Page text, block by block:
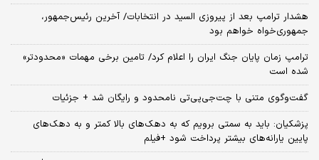
هشدار ترامپ بعد از پیروزی السید در انتخابات/ آخرین رئیس‌جمهور،
جمهوری‌خواه خواهم بود
ترامپ زمان پایان جنگ ایران را اعلام کرد/ تامین برخی مهمات «محدودتر»
شده است
گفت‌وگوی متنی با چت‌جی‌پی‌تی نامحدود و رایگان شد + جزئیات
پزشکیان: باید به سمتی برویم که به دهک‌های بالا کمتر و به دهک‌های
پایین یارانه‌های بیشتر پرداخت شود +فیلم